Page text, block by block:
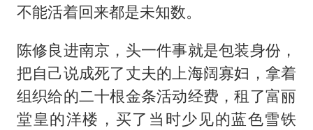
不能活着回来都是未知数。
陈修良进南京，头一件事就是包装身份，
把自己说成死了丈夫的上海阔寡妇，拿着
组织给的二十根金条活动经费，租了富丽
堂皇的洋楼，买了当时少见的蓝色雪铁